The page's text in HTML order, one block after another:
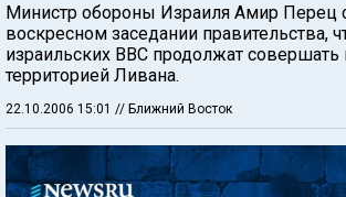
Министр обороны Израиля Амир Перец
воскресном заседании правительства,
израильских ВВС продолжат совершать
территорией Ливана.
22.10.2006 15:01 // Ближний Восток